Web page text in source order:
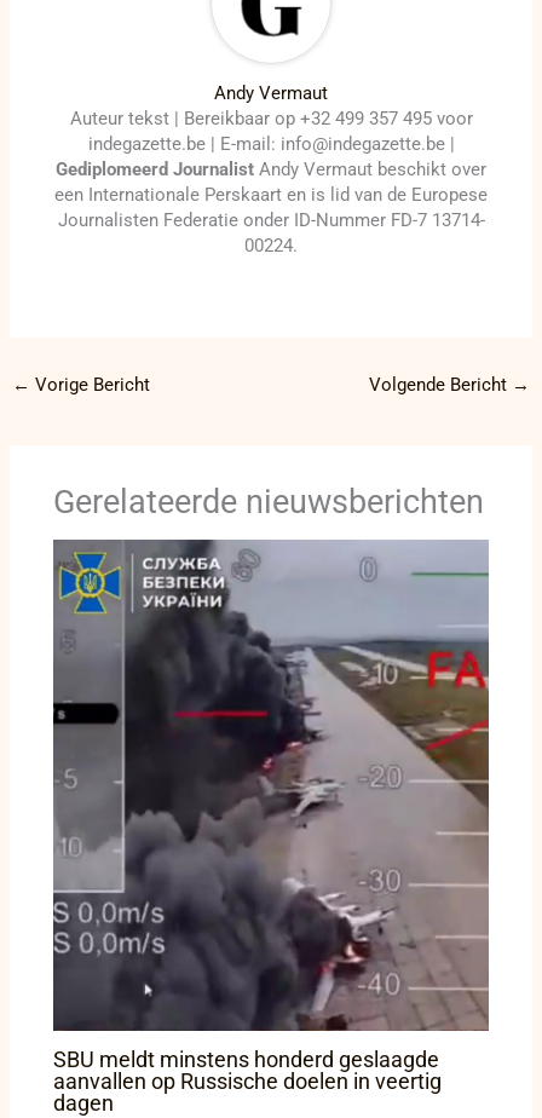
Andy Vermaut
Auteur tekst | Bereikbaar op +32 499 357 495 voor
indegazette.be | E-mail: info@indegazette.be |
Gediplomeerd Journalist Andy Vermaut beschikt over
een Internationale Perskaart en is lid van de Europese
Journalisten Federatie onder ID-Nummer FD-7 13714-
00224.
← Vorige Bericht Volgende Bericht →
Gerelateerde nieuwsberichten
SBU meldt minstens honderd geslaagde
aanvallen op Russische doelen in veertig
dagen